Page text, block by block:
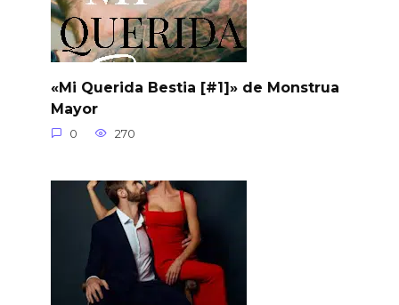
«Mi Querida Bestia [#1]» de Monstrua
Mayor
0 270